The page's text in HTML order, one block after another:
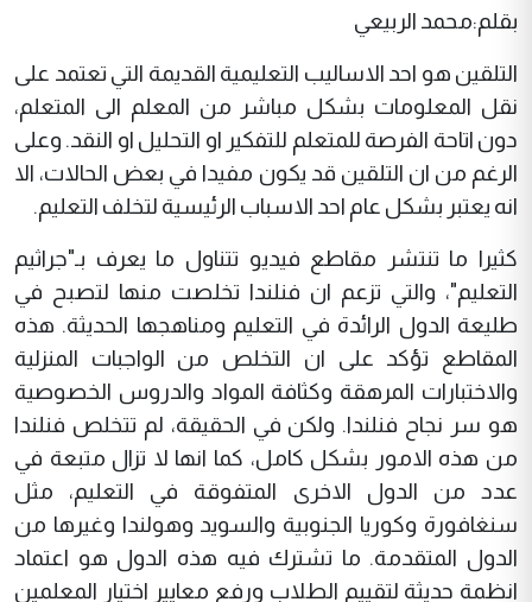
بقلم:محمد الربيعي
التلقين هو احد الاساليب التعليمية القديمة التي تعتمد على
نقل المعلومات بشكل مباشر من المعلم الى المتعلم،
دون اتاحة الفرصة للمتعلم للتفكير او التحليل او النقد. وعلى
الرغم من ان التلقين قد يكون مفيدا في بعض الحالات، الا
انه يعتبر بشكل عام احد الاسباب الرئيسية لتخلف التعليم.
كثيرا ما تنتشر مقاطع فيديو تتناول ما يعرف بـ"جراثيم
التعليم"، والتي تزعم ان فنلندا تخلصت منها لتصبح في
طليعة الدول الرائدة في التعليم ومناهجها الحديثة. هذه
المقاطع تؤكد على ان التخلص من الواجبات المنزلية
والاختبارات المرهقة وكثافة المواد والدروس الخصوصية
هو سر نجاح فنلندا. ولكن في الحقيقة، لم تتخلص فنلندا
من هذه الامور بشكل كامل، كما انها لا تزال متبعة في
عدد من الدول الاخرى المتفوقة في التعليم، مثل
سنغافورة وكوريا الجنوبية والسويد وهولندا وغيرها من
الدول المتقدمة. ما تشترك فيه هذه الدول هو اعتماد
انظمة حديثة لتقييم الطلاب ورفع معايير اختيار المعلمين